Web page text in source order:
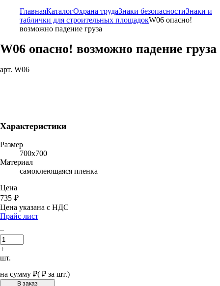
ГлавнаяКаталогОхрана трудаЗнаки безопасностиЗнаки и
таблички для строительных площадокW06 опасно!
возможно падение груза
W06 опасно! возможно падение груза
арт. W06
Характеристики
Размер
700х700
Материал
самоклеющаяся пленка
Цена
735 ₽
Цена указана с НДС
Прайс лист
–
+
шт.
на сумму ₽( ₽ за шт.)